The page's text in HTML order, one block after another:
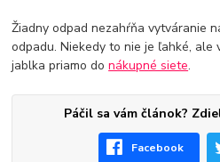
Žiadny odpad nezahŕňa vytváranie
odpadu. Niekedy to nie je ľahké, ale
jablka priamo donákupné siete.
Páčil sa vám článok?
Facebook